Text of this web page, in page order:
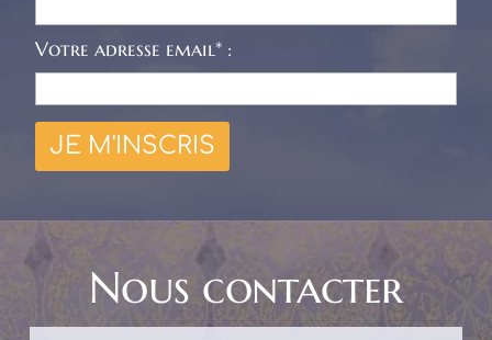
Votre adresse email* :
Nous contacter